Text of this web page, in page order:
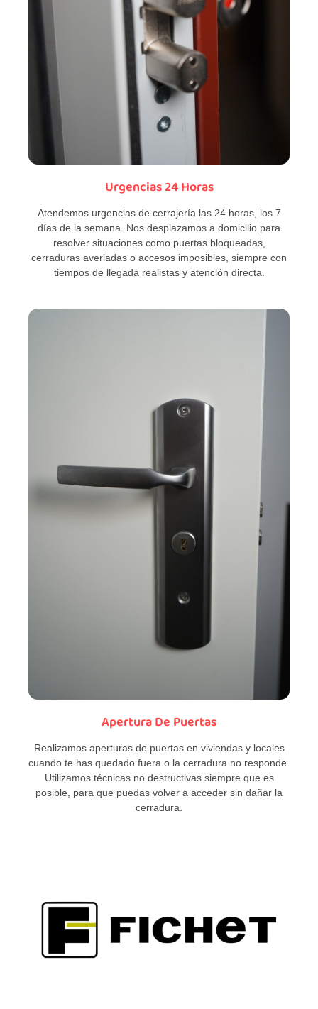
Urgencias 24 Horas
Atendemos urgencias de cerrajería las 24 horas, los 7
días de la semana. Nos desplazamos a domicilio para
resolver situaciones como puertas bloqueadas,
cerraduras averiadas o accesos imposibles, siempre con
tiempos de llegada realistas y atención directa.
Apertura De Puertas
Realizamos aperturas de puertas en viviendas y locales
cuando te has quedado fuera o la cerradura no responde.
Utilizamos técnicas no destructivas siempre que es
posible, para que puedas volver a acceder sin dañar la
cerradura.